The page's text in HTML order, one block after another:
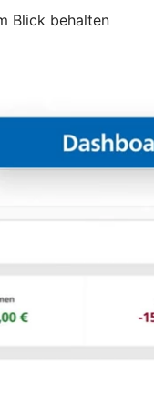
Blick behalten